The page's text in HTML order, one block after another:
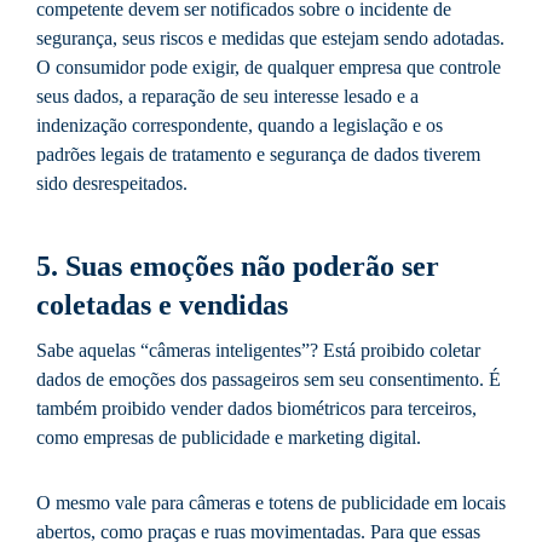
competente devem ser notificados sobre o incidente de
segurança, seus riscos e medidas que estejam sendo adotadas.
O consumidor pode exigir, de qualquer empresa que controle
seus dados, a reparação de seu interesse lesado e a
indenização correspondente, quando a legislação e os
padrões legais de tratamento e segurança de dados tiverem
sido desrespeitados.
5. Suas emoções não poderão ser
coletadas e vendidas
Sabe aquelas “câmeras inteligentes”? Está proibido coletar
dados de emoções dos passageiros sem seu consentimento. É
também proibido vender dados biométricos para terceiros,
como empresas de publicidade e marketing digital.
O mesmo vale para câmeras e totens de publicidade em locais
abertos, como praças e ruas movimentadas. Para que essas